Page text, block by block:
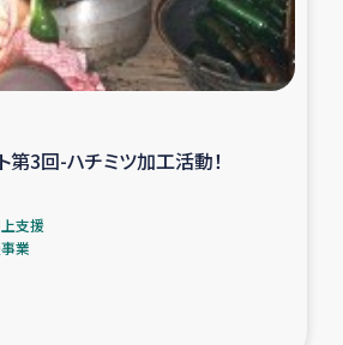
コーヒー生産者支援
ベシ郡でのコーヒー畑改善事業
ート大規模爆発被災者支援
女性の生計向上支援
第3回-ハチミツ加工活動！
支援
業